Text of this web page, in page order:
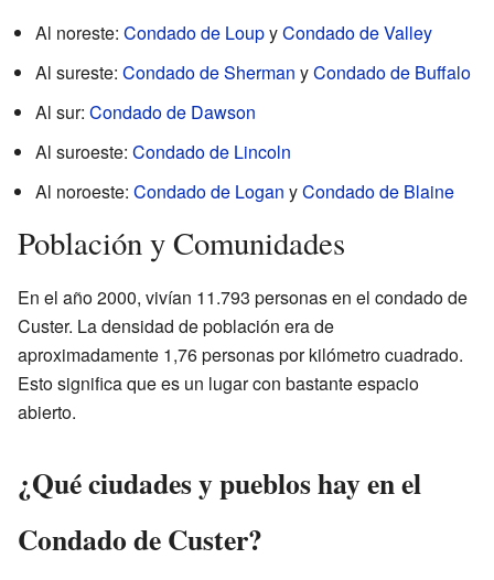
Al noreste: Condado de LoupyCondado de Valley
Al sureste: Condado de Sherman yCondado de Buffalo
Al sur: Condado de Dawson
Al suroeste: Condado de Lincoln
Al noroeste: Condado de Logan yCondado de Blaine
Población y Comunidades
En el año 2000, vivían 11.793 personas en el condado de
Custer. La densidad de población era de
aproximadamente 1,76 personas por kilómetro cuadrado.
Esto significa que es un lugar con bastante espacio
abierto.
¿Qué ciudades y pueblos hay en el
Condado de Custer?